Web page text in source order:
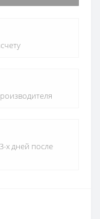
х дней после